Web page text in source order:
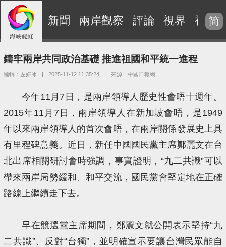
新聞 兩岸觀察 評論 視界 視頻
简
鑄牢兩岸共同政治基礎 推進祖國和平統一進程
編輯：左妍冰 | 2025-11-12 11:35:24 | 來源：中國日報網
今年11月7日，是兩岸領導人歷史性會晤十週年。
2015年11月7日，兩岸領導人在新加坡會晤，是1949
年以來兩岸領導人的首次會晤，在兩岸關係發展史上具
有里程碑意義。近日，新任中國國民黨主席鄭麗文在台
北出席相關研討會時強調，事實證明，“九二共識”可以
帶來兩岸局勢緩和、和平交流，國民黨會堅定地在正確
路線上繼續走下去。
早在競選黨主席期間，鄭麗文就公開表示堅持“九
二共識”、反對“台獨”，並明確宣示要讓台灣民眾能自